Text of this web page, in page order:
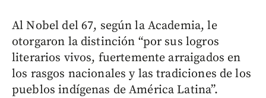
Al Nobel del 67, según la Academia, le
otorgaron la distinción “por sus logros
literarios vivos, fuertemente arraigados en
los rasgos nacionales y las tradiciones de los
pueblos indígenas de América Latina”.